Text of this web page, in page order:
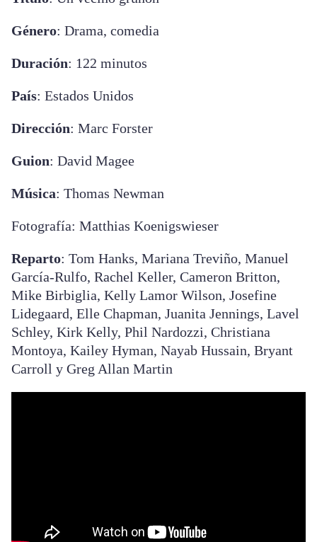
Género: Drama, comedia
Duración: 122 minutos
País: Estados Unidos
Dirección: Marc Forster
Guion: David Magee
Música: Thomas Newman
Fotografía: Matthias Koenigswieser
Reparto: Tom Hanks, Mariana Treviño, Manuel
García-Rulfo, Rachel Keller, Cameron Britton,
Mike Birbiglia, Kelly Lamor Wilson, Josefine
Lidegaard, Elle Chapman, Juanita Jennings, Lavel
Schley, Kirk Kelly, Phil Nardozzi, Christiana
Montoya, Kailey Hyman, Nayab Hussain, Bryant
Carroll y Greg Allan Martin